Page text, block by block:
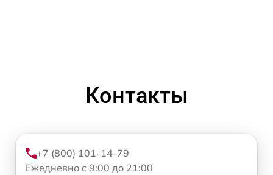
Контакты
+7 (800) 101-14-79
Ежедневно с 9:00 до 21:00